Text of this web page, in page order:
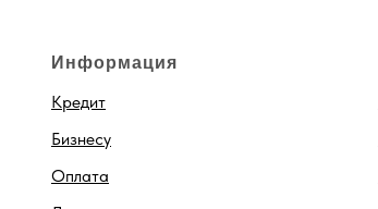
Информация
Кредит
Бизнесу
Оплата